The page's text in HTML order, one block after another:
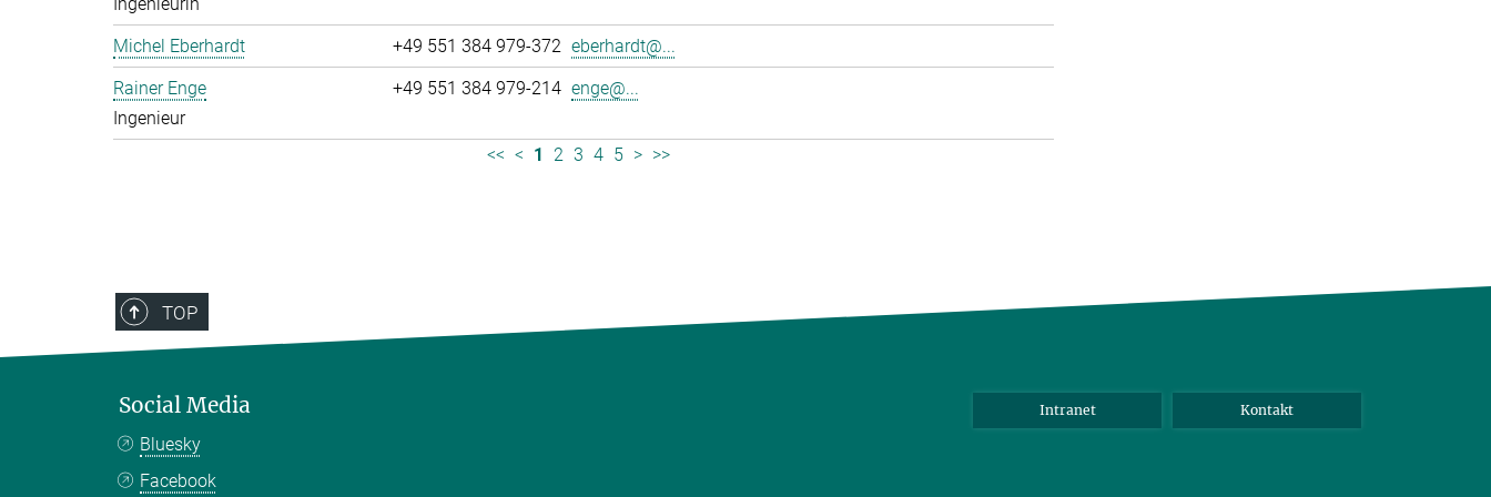
Michel Eberhardt
+49 551 384 979-372 eberhardt@...
Rainer Enge
Ingenieur
+49 551 384 979-214 enge@...
<< < 1 2 3 4 5 > >>
TOP
Social Media
Bluesky
Facebook
Intranet Kontakt